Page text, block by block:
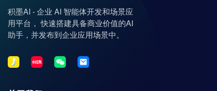
积墨AI - 企业 AI 智能体开发和场景应
用平台， 快速搭建具备商业价值的AI
助手，并发布到企业应用场景中。